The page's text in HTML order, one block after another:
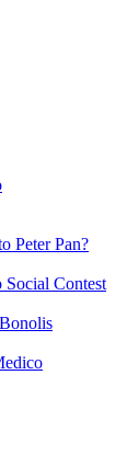
Peter Pan?
Contest